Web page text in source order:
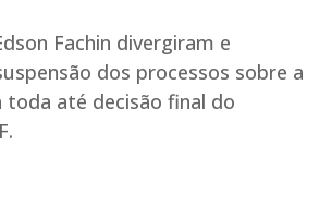
Fachin divergiram e
dos processos sobre a
toda até decisão final do